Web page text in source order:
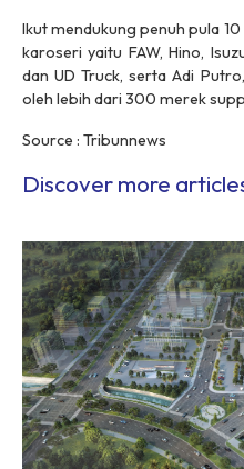
Ikut mendukung penuh pula
karoseri yaitu FAW, Hino,
dan UD Truck, serta Adi
oleh lebih dari 300 merek
Source : Tribunnews
Discover more